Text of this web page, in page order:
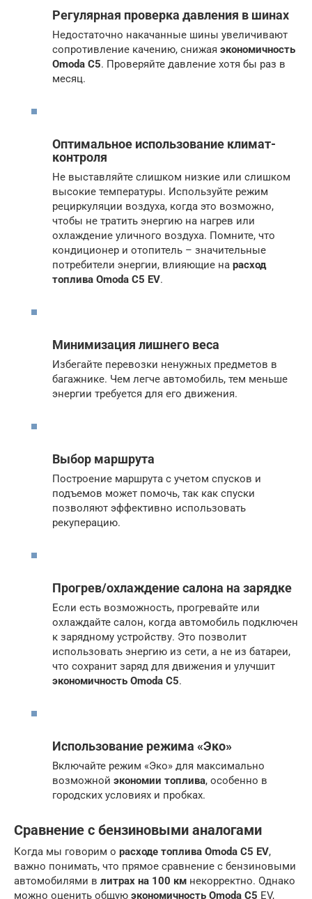
Регулярная проверка давления в шинах
Недостаточно накачанные шины увеличивают
сопротивление качению, снижая экономичность
Omoda C5. Проверяйте давление хотя бы раз в
месяц.
Оптимальное использование климат-
контроля
Не выставляйте слишком низкие или слишком
высокие температуры. Используйте режим
рециркуляции воздуха, когда это возможно,
чтобы не тратить энергию на нагрев или
охлаждение уличного воздуха. Помните, что
кондиционер и отопитель – значительные
потребители энергии, влияющие на расход
топлива Omoda C5 EV.
Минимизация лишнего веса
Избегайте перевозки ненужных предметов в
багажнике. Чем легче автомобиль, тем меньше
энергии требуется для его движения.
Выбор маршрута
Построение маршрута с учетом спусков и
подъемов может помочь, так как спуски
позволяют эффективно использовать
рекуперацию.
Прогрев/охлаждение салона на зарядке
Если есть возможность, прогревайте или
охлаждайте салон, когда автомобиль подключен
к зарядному устройству. Это позволит
использовать энергию из сети, а не из батареи,
что сохранит заряд для движения и улучшит
экономичность Omoda C5.
Использование режима «Эко»
Включайте режим «Эко» для максимально
возможной экономии топлива, особенно в
городских условиях и пробках.
Сравнение с бензиновыми аналогами
Когда мы говорим о расходе топлива Omoda C5 EV,
важно понимать, что прямое сравнение с бензиновыми
автомобилями в литрах на 100 км некорректно. Однако
можно оценить общую экономичность Omoda C5 EV,